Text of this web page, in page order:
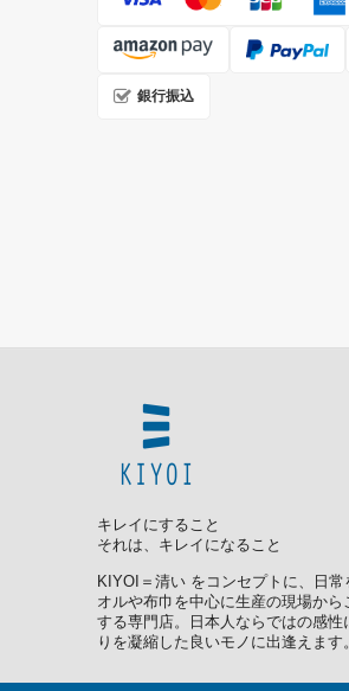
銀行振込
キレイにすること
それは、キレイになること
KIYOI＝清い をコンセプトに、日
オルや布巾を中心に生産の現場か
する専門店。日本人ならではの感性
りを凝縮した良いモノに出逢えます。